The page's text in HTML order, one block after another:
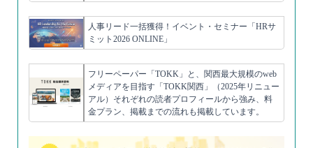
人事リード一括獲得！イベント・セミナー「HRサ
ミット2026 ONLINE」
フリーペーパー「TOKK」と、関西最大規模のweb
メディアを目指す「TOKK関西」（2025年リニュー
アル）それぞれの読者プロフィールから強み、料
金プラン、掲載までの流れも掲載しています。